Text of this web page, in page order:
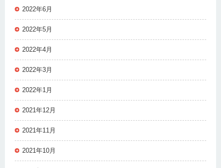
2022年6月
2022年5月
2022年4月
2022年3月
2022年1月
2021年12月
2021年11月
2021年10月